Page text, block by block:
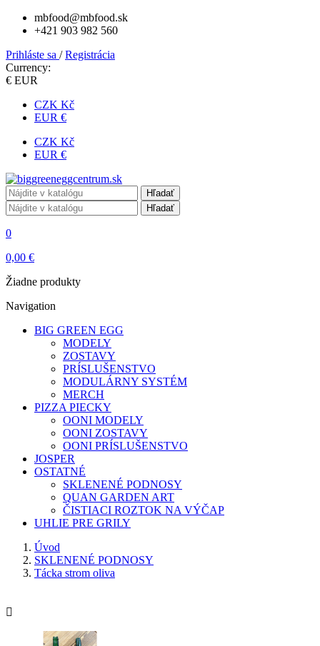
mbfood@mbfood.sk
+421 903 982 560
Prihláste sa /Registrácia
Currency:
€ EUR
CZK Kč
EUR €
CZK Kč
EUR €
Hľadať
Hľadať
0
0,00 €
Žiadne produkty
Navigation
BIG GREEN EGG
MODELY
ZOSTAVY
PRÍSLUŠENSTVO
MODULÁRNY SYSTÉM
MERCH
PIZZA PIECKY
OONI MODELY
OONI ZOSTAVY
OONI PRÍSLUŠENSTVO
JOSPER
OSTATNÉ
SKLENENÉ PODNOSY
QUAN GARDEN ART
ČISTIACI ROZTOK NA VÝČAP
UHLIE PRE GRILY
Úvod
SKLENENÉ PODNOSY
Tácka strom oliva
